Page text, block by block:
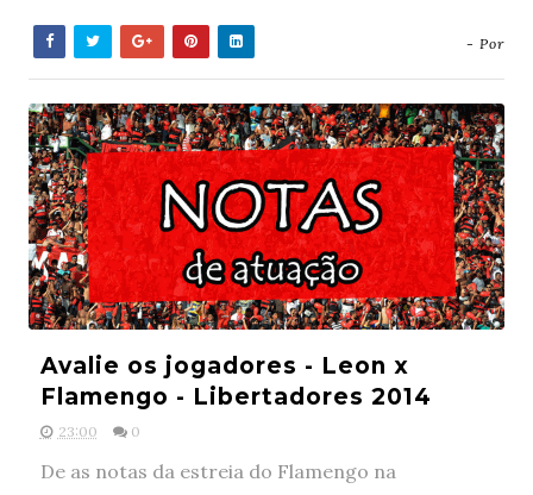
- Por
Avalie os jogadores - Leon x
Flamengo - Libertadores 2014
23:00 0
De as notas da estreia do Flamengo na